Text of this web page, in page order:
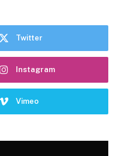
Twitter
Instagram
Vimeo